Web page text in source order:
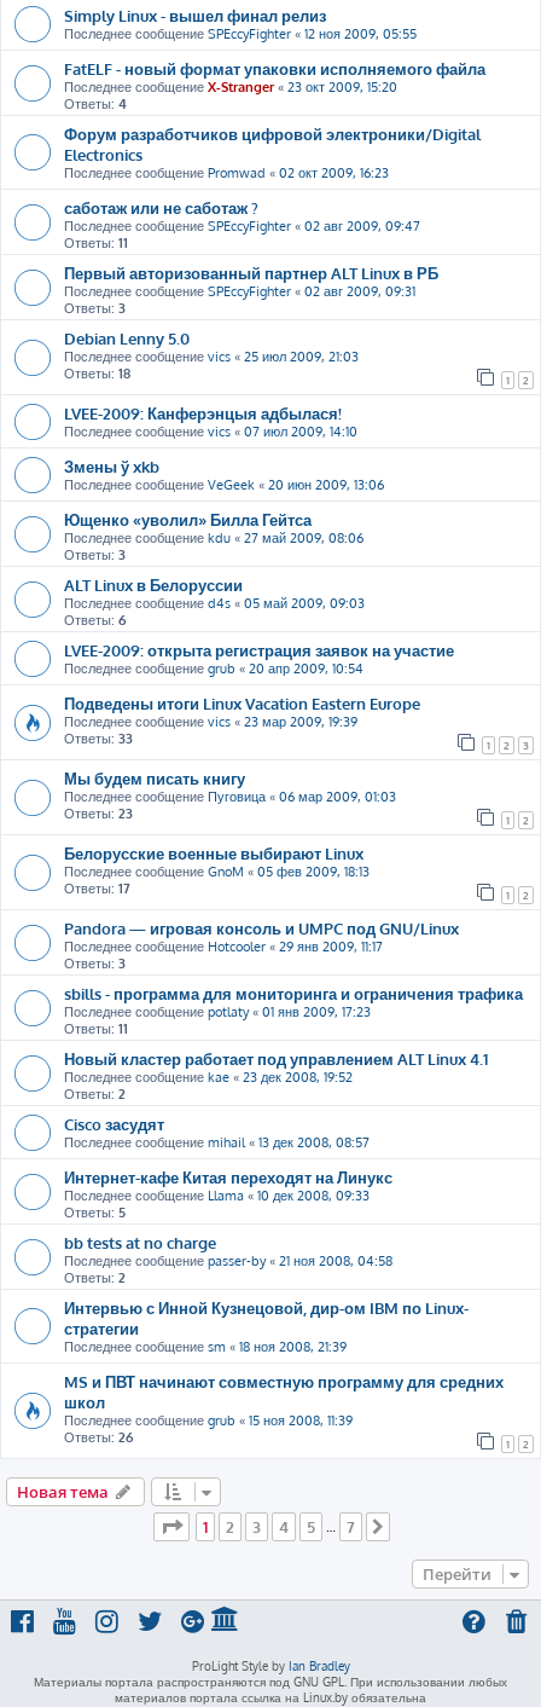
Simply Linux - вышел финал релиз
Последнее сообщение SPEccyFighter « 12 ноя 2009, 05:55
FatELF - новый формат упаковки исполняемого файла
Последнее сообщение X-Stranger« 23 окт 2009, 15:20
Ответы: 4
Форум разработчиков цифровой электроники/Digital
Electronics
Последнее сообщение Promwad « 02 окт 2009, 16:23
саботаж или не саботаж ?
Последнее сообщение SPEccyFighter « 02 авг 2009, 09:47
Ответы: 11
Первый авторизованный партнер ALT Linux в РБ
Последнее сообщение SPEccyFighter « 02 авг 2009, 09:31
Ответы: 3
Debian Lenny 5.0
Последнее сообщение vics « 25 июл 2009, 21:03
Ответы: 18 1 2
LVEE-2009: Канферэнцыя адбылася!
Последнее сообщение vics « 07 июл 2009, 14:10
Змены ў xkb
Последнее сообщение VeGeek « 20 июн 2009, 13:06
Ющенко «уволил» Билла Гейтса
Последнее сообщение kdu « 27 май 2009, 08:06
Ответы: 3
ALT Linux в Белоруссии
Последнее сообщение d4s « 05 май 2009, 09:03
Ответы: 6
LVEE-2009: открыта регистрация заявок на участие
Последнее сообщение grub « 20 апр 2009, 10:54
Подведены итоги Linux Vacation Eastern Europe
Последнее сообщение vics « 23 мар 2009, 19:39
Ответы: 33 1 2 3
Мы будем писать книгу
Последнее сообщение Пуговица « 06 мар 2009, 01:03
Ответы: 23 1 2
Белорусские военные выбирают Linux
Последнее сообщение GnoM « 05 фев 2009, 18:13
Ответы: 17 1 2
Pandora — игровая консоль и UMPC под GNU/Linux
Последнее сообщение Hotcooler « 29 янв 2009, 11:17
Ответы: 3
sbills - программа для мониторинга и ограничения трафика
Последнее сообщение potlaty« 01 янв 2009, 17:23
Ответы: 11
Новый кластер работает под управлением ALT Linux 4.1
Последнее сообщение kae « 23 дек 2008, 19:52
Ответы: 2
Cisco засудят
Последнее сообщение mihail« 13 дек 2008, 08:57
Интернет-кафе Китая переходят на Линукс
Последнее сообщение Llama « 10 дек 2008, 09:33
Ответы: 5
bb tests at no charge
Последнее сообщение passer-by« 21 ноя 2008, 04:58
Ответы: 2
Интервью с Инной Кузнецовой, дир-ом IBM по Linux-
стратегии
Последнее сообщение sm « 18 ноя 2008, 21:39
MS и ПВТ начинают совместную программу для средних
школ
Последнее сообщение grub « 15 ноя 2008, 11:39
Ответы: 26 1 2
Новая тема
Страница
из
1 2 3 4 5 … 7
Перейти
ProLight Style by Ian Bradley
Материалы портала распространяются под GNU GPL. При использовании любых
материалов портала ссылка на Linux.by обязательна